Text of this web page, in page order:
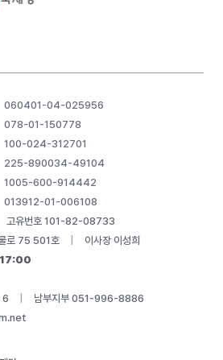
고유번호 101-82-08733
로 75 501호
이사장 이성희
17:00
6
남부지부 051-996-8886
060401-04-025956
078-01-150778
100-024-312701
225-890034-49104
1005-600-914442
013912-01-006108